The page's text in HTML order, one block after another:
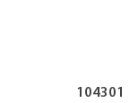
104301